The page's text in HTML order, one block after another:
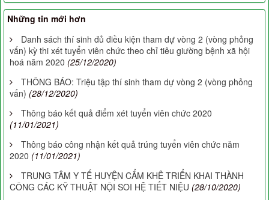
Những tin mới hơn
Danh sách thí sinh đủ điều kiện tham dự vòng 2 (vòng phỏng
vấn) kỳ thi xét tuyển viên chức theo chỉ tiêu giường bệnh xã hội
hoá năm 2020 (25/12/2020)
THÔNG BÁO: Triệu tập thí sinh tham dự vòng 2 (vòng phỏng
vấn) (28/12/2020)
Thông báo kết quả điểm xét tuyển viên chức 2020
(11/01/2021)
Thông báo công nhận kết quả trúng tuyển viên chức năm
2020 (11/01/2021)
TRUNG TÂM Y TẾ HUYỆN CẨM KHÊ TRIỂN KHAI THÀNH
CÔNG CÁC KỸ THUẬT NỘI SOI HỆ TIẾT NIỆU (28/10/2020)